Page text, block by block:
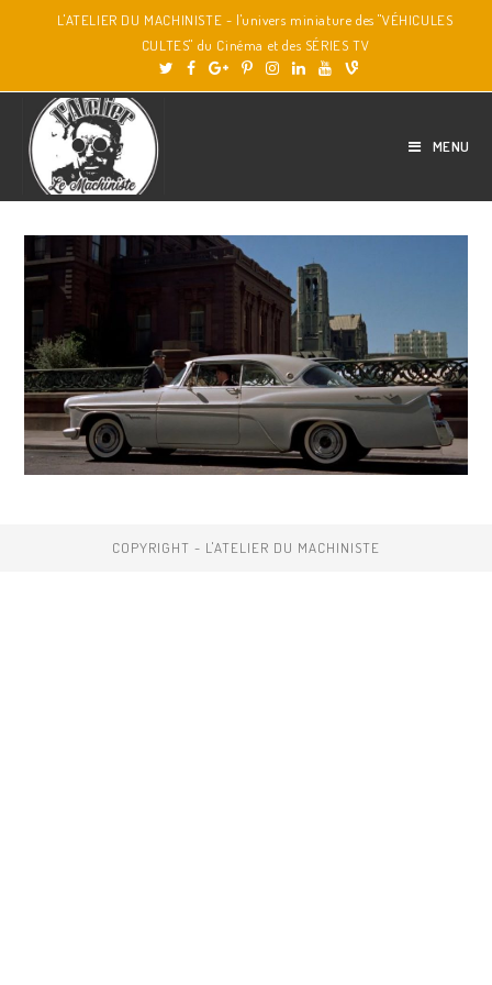
L'ATELIER DU MACHINISTE - l'univers miniature des "VÉHICULES
CULTES" du Cinéma et des SÉRIES TV
MENU
COPYRIGHT - L'ATELIER DU MACHINISTE